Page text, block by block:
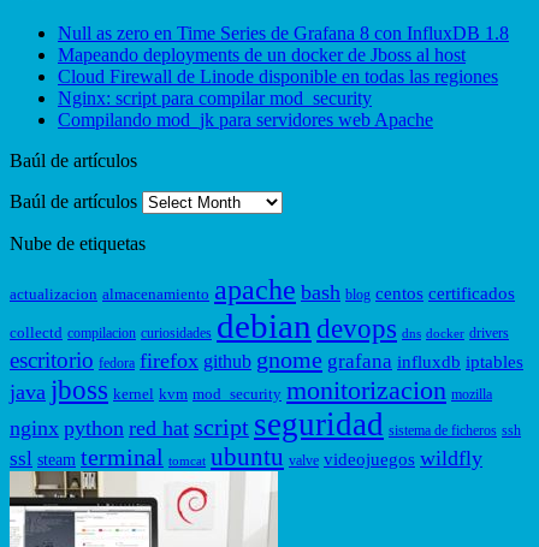
Null as zero en Time Series de Grafana 8 con InfluxDB 1.8
Mapeando deployments de un docker de Jboss al host
Cloud Firewall de Linode disponible en todas las regiones
Nginx: script para compilar mod_security
Compilando mod_jk para servidores web Apache
Baúl de artículos
Baúl de artículos
Nube de etiquetas
actualizacion almacenamiento apache bash blog centos certificados
collectd compilacion curiosidades debian devops dns docker drivers
escritorio fedora firefox github gnome grafana influxdb iptables
java jboss kernel kvm mod_security monitorizacion mozilla
nginx python red hat script seguridad sistema de ficheros ssh
ssl steam terminal tomcat ubuntu valve videojuegos wildfly